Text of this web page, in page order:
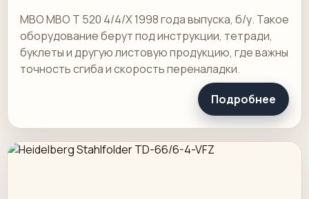
MBO MBO T 520 4/4/X 1998 года выпуска, б/у. Такое
оборудование берут под инструкции, тетради,
буклеты и другую листовую продукцию, где важны
точность сгиба и скорость переналадки.
Подробнее